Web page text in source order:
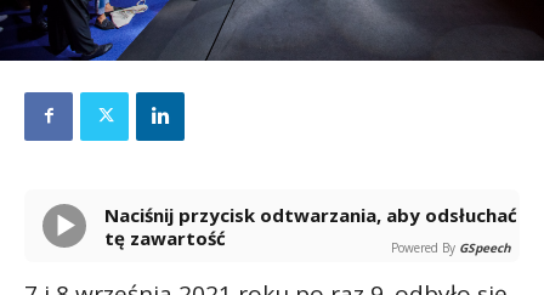
Naciśnij przycisk odtwarzania, aby odsłuchać
tę zawartość
Powered By GSpeech